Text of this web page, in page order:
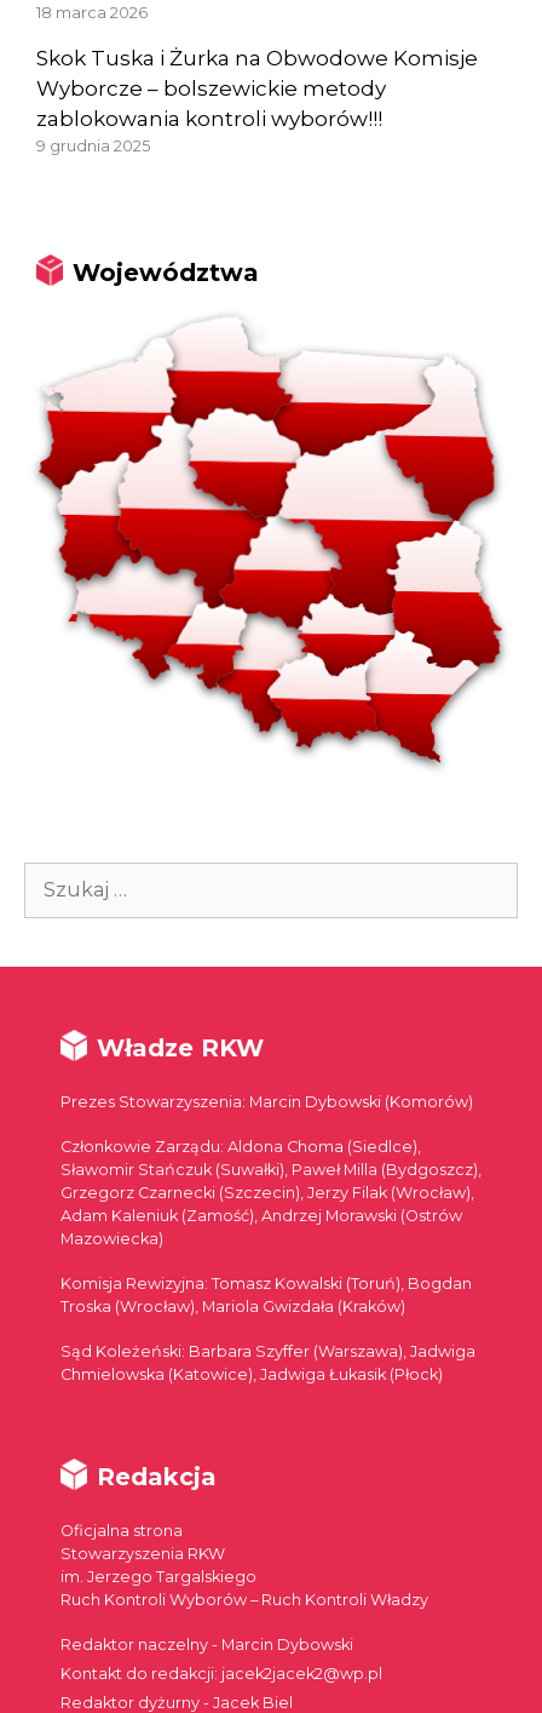
18 marca 2026
Skok Tuska i Żurka na Obwodowe Komisje
Wyborcze – bolszewickie metody
zablokowania kontroli wyborów!!!
9 grudnia 2025
Województwa
Szukaj:
Władze RKW
Prezes Stowarzyszenia: Marcin Dybowski (Komorów)
Członkowie Zarządu: Aldona Choma (Siedlce),
Sławomir Stańczuk (Suwałki), Paweł Milla (Bydgoszcz),
Grzegorz Czarnecki (Szczecin), Jerzy Filak (Wrocław),
Adam Kaleniuk (Zamość), Andrzej Morawski (Ostrów
Mazowiecka)
Komisja Rewizyjna: Tomasz Kowalski (Toruń), Bogdan
Troska (Wrocław), Mariola Gwizdała (Kraków)
Sąd Koleżeński: Barbara Szyffer (Warszawa), Jadwiga
Chmielowska (Katowice), Jadwiga Łukasik (Płock)
Redakcja
Oficjalna strona
Stowarzyszenia RKW
im. Jerzego Targalskiego
Ruch Kontroli Wyborów – Ruch Kontroli Władzy
Redaktor naczelny - Marcin Dybowski
Kontakt do redakcji: jacek2jacek2@wp.pl
Redaktor dyżurny - Jacek Biel